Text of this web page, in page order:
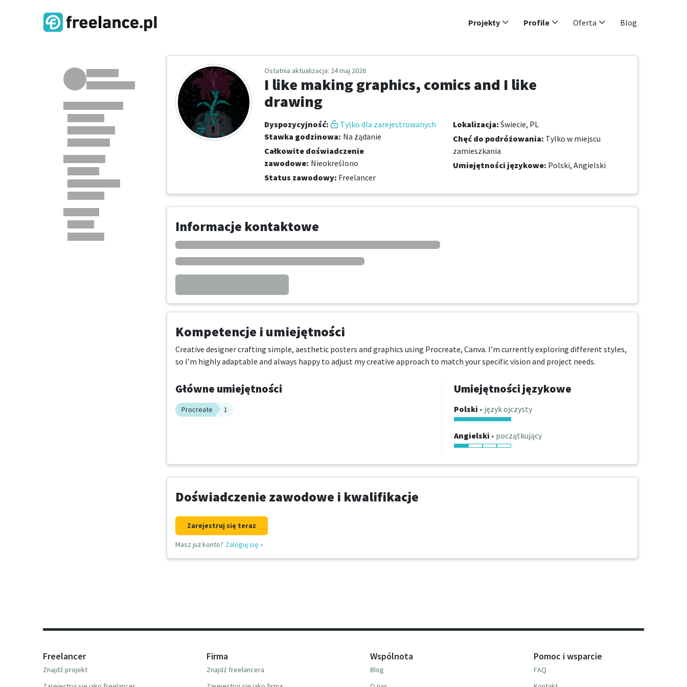
Projekty Profile Oferta Blog
Ostatnia aktualizacja: 24 maj 2026
I like making graphics, comics and I like
drawing
Dyspozycyjność:
Tylko dla zarejestrowanych
Stawka godzinowa: Na żądanie
Całkowite doświadczenie
zawodowe: Nieokreślono
Status zawodowy: Freelancer
Lokalizacja: Świecie, PL
Chęć do podróżowania: Tylko w miejscu
zamieszkania
Umiejętności językowe: Polski, Angielski
Informacje kontaktowe
Kompetencje i umiejętności
Creative designer crafting simple, aesthetic posters and graphics using Procreate, Canva. I’m currently exploring different styles,
so I’m highly adaptable and always happy to adjust my creative approach to match your specific vision and project needs.
Główne umiejętności
Procreate 1
Umiejętności językowe
Polski • język ojczysty
Angielski • początkujący
Doświadczenie zawodowe i kwalifikacje
Zarejestruj się teraz
Masz już konto? Zaloguj się »
Freelancer
Znajdź projekt
Firma
Znajdź freelancera
Wspólnota
Blog
Pomoc i wsparcie
FAQ